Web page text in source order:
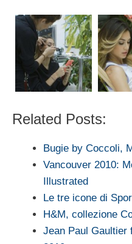
Related Posts:
Bugie by Coccoli,
Vancouver 2010:
Illustrated
Le tre icone di
H&M, collezione
Jean Paul Gaultier